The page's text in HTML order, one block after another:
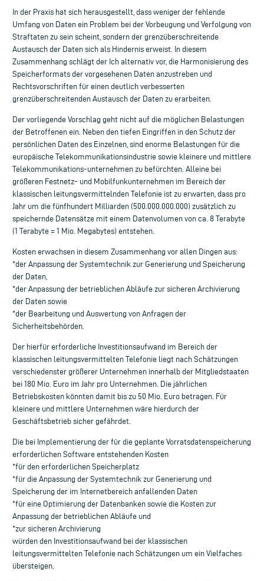
In der Praxis hat sich herausgestellt, dass weniger der fehlende
Umfang von Daten ein Problem bei der Vorbeugung und Verfolgung von
Straftaten zu sein scheint, sondern der grenzüberschreitende
Austausch der Daten sich als Hindernis erweist. In diesem
Zusammenhang schlägt der Ich alternativ vor, die Harmonisierung des
Speicherformats der vorgesehenen Daten anzustreben und
Rechtsvorschriften für einen deutlich verbesserten
grenzüberschreitenden Austausch der Daten zu erarbeiten.
Der vorliegende Vorschlag geht nicht auf die möglichen Belastungen
der Betroffenen ein. Neben den tiefen Eingriffen in den Schutz der
persönlichen Daten des Einzelnen, sind enorme Belastungen für die
europäische Telekommunikationsindustrie sowie kleinere und mittlere
Telekommunikations-unternehmen zu befürchten. Alleine bei
größeren Festnetz- und Mobilfunkunternehmen im Bereich der
klassischen leitungsvermittelnden Telefonie ist zu erwarten, dass pro
Jahr um die fünfhundert Milliarden (500.000.000.000) zusätzlich zu
speichernde Datensätze mit einem Datenvolumen von ca. 8 Terabyte
(1 Terabyte = 1 Mio. Megabytes) entstehen.
Kosten erwachsen in diesem Zusammenhang vor allen Dingen aus:
*der Anpassung der Systemtechnik zur Generierung und Speicherung
der Daten,
*der Anpassung der betrieblichen Abläufe zur sicheren Archivierung
der Daten sowie
*der Bearbeitung und Auswertung von Anfragen der
Sicherheitsbehörden.
Der hierfür erforderliche Investitionsaufwand im Bereich der
klassischen leitungsvermittelten Telefonie liegt nach Schätzungen
verschiedenster größerer Unternehmen innerhalb der Mitgliedstaaten
bei 180 Mio. Euro im Jahr pro Unternehmen. Die jährlichen
Betriebskosten könnten damit bis zu 50 Mio. Euro betragen. Für
kleinere und mittlere Unternehmen wäre hierdurch der
Geschäftsbetrieb sicher gefährdet.
Die bei Implementierung der für die geplante Vorratsdatenspeicherung
erforderlichen Software entstehenden Kosten
*für den erforderlichen Speicherplatz
*für die Anpassung der Systemtechnik zur Generierung und
Speicherung der im Internetbereich anfallenden Daten
*für eine Optimierung der Datenbanken sowie die Kosten zur
Anpassung der betrieblichen Abläufe und
*zur sicheren Archivierung
würden den Investitionsaufwand bei der klassischen
leitungsvermittelten Telefonie nach Schätzungen um ein Vielfaches
übersteigen.